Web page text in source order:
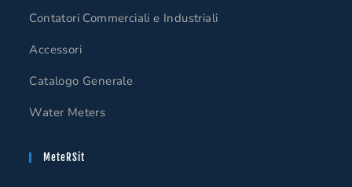
Contatori Commerciali e Industriali
Accessori
Catalogo Generale
Water Meters
MeteRSit